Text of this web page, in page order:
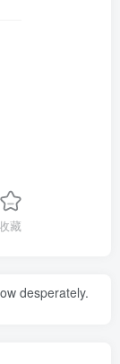
藏
desperately.